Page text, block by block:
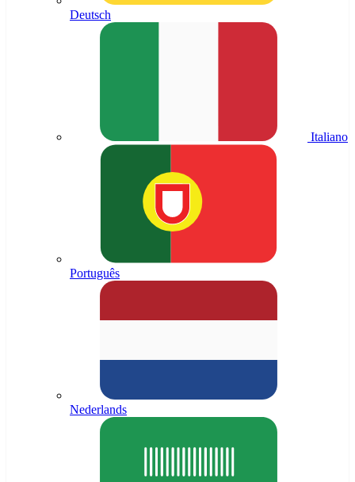
Deutsch
Italiano
Português
Nederlands